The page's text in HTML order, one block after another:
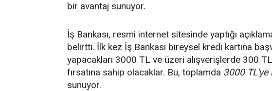
bir avantaj sunuyor.
İş Bankası, resmi internet sitesinde yaptığı
belirtti. İlk kez İş Bankası bireysel kredi kartına
yapacakları 3000 TL ve üzeri alışverişlerde 300
fırsatına sahip olacaklar. Bu, toplamda 3000 TL'ye
sunuyor.